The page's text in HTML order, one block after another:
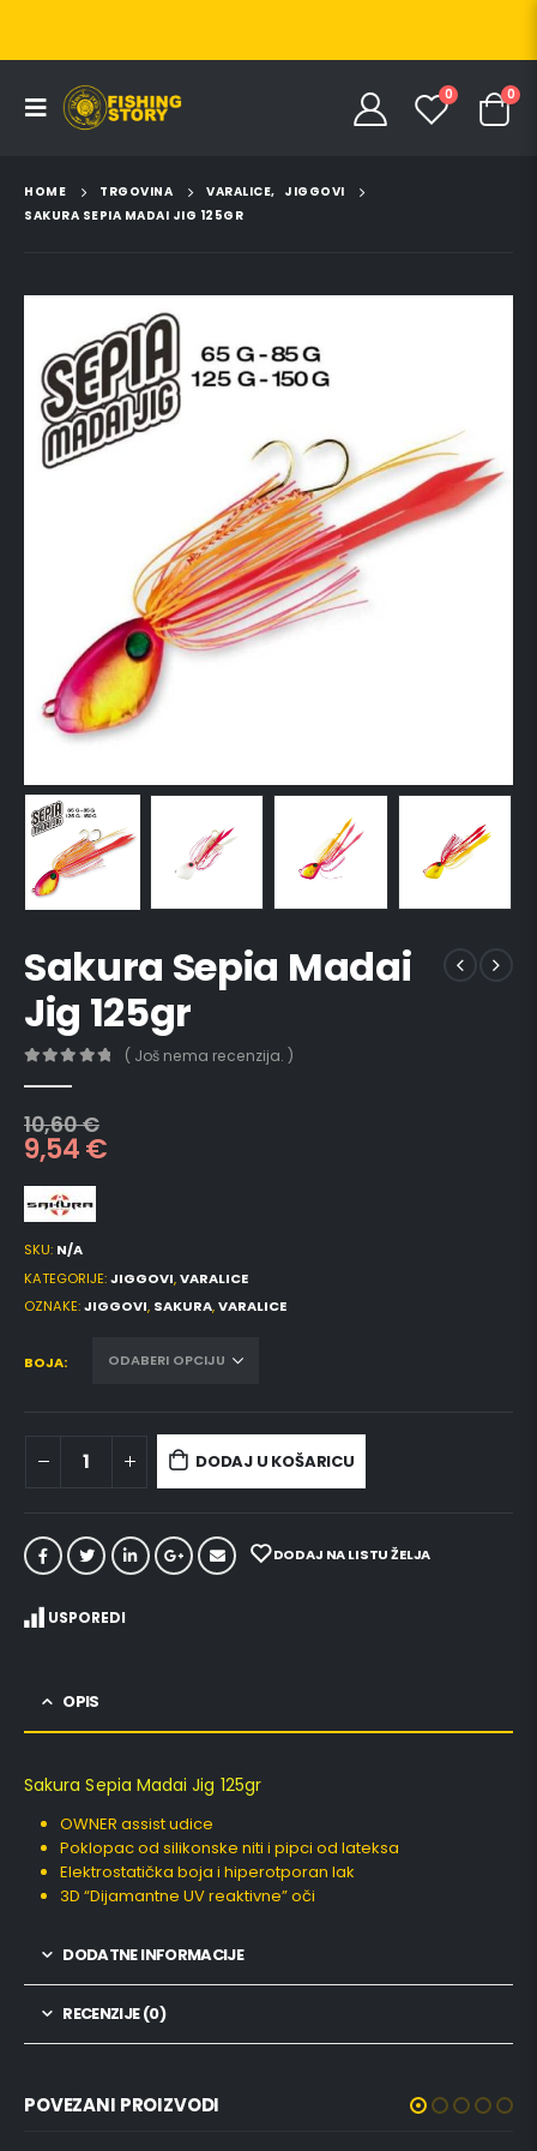
0 0
HOME TRGOVINA VARALICE, JIGGOVI
SAKURA SEPIA MADAI JIG 125GR
Sakura Sepia Madai
Jig 125gr
( Još nema recenzija. )
10,60€
9,54€
SKU: N/A
KATEGORIJE:JIGGOVI,VARALICE
OZNAKE:JIGGOVI, SAKURA,VARALICE
BOJA
DODAJ U KOŠARICU
DODAJ NA LISTU ŽELJA
USPOREDI
OPIS
Sakura Sepia Madai Jig 125gr
OWNER assist udice
Poklopac od silikonske niti i pipci od lateksa
Elektrostatička boja i hiperotporan lak
3D “Dijamantne UV reaktivne” oči
DODATNE INFORMACIJE
RECENZIJE (0)
POVEZANI PROIZVODI